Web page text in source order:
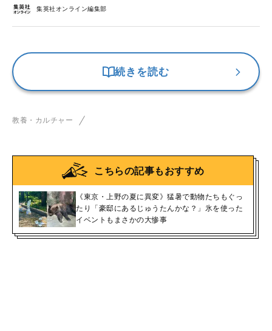
集英社オンライン編集部
続きを読む
教養・カルチャー
こちらの記事もおすすめ
《東京・上野の夏に異変》猛暑で動物たちもぐっ
たり「豪邸にあるじゅうたんかな？」氷を使った
イベントもまさかの大惨事